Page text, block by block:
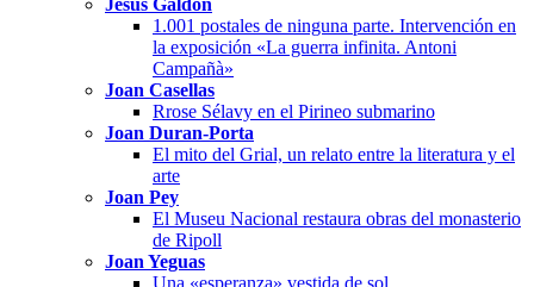
1.001 postales de ninguna parte. Intervención en
la exposición «La guerra infinita. Antoni
Campañà»
Joan Casellas
Rrose Sélavy en el Pirineo submarino
Joan Duran-Porta
El mito del Grial, un relato entre la literatura y el
arte
Joan Pey
El Museu Nacional restaura obras del monasterio
de Ripoll
Joan Yeguas
Una «esperanza» vestida de sol